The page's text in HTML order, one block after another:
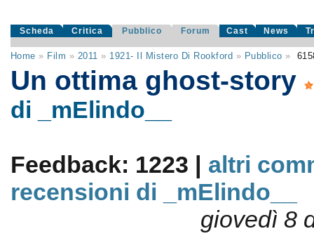
Scheda Critica Pubblico Forum Cast News
Home » Film » 2011 » 1921- Il Mistero Di Rookford » Pubblico »
Un ottima ghost-story
di _mElindo__
Feedback: 1223 | altri
recensioni di _mElindo__
giovedì 8